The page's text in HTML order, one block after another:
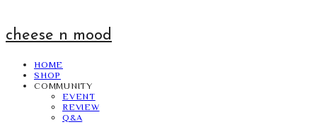
cheese n mood
HOME
SHOP
COMMUNITY
EVENT
REVIEW
Q&A